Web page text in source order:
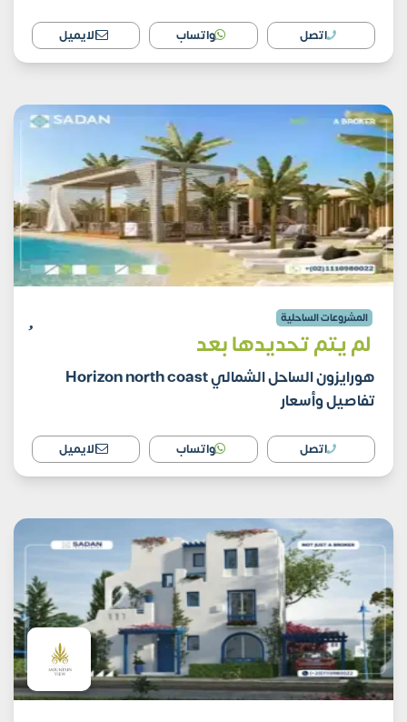
اتصل واتساب الايميل
المشروعات الساحلية
لم يتم تحديدها بعد
هورايزون الساحل الشمالي Horizon north coast
تفاصيل وأسعار
اتصل واتساب الايميل